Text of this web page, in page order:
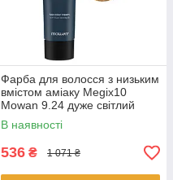
Фарба для волосся з низьким
вмістом аміаку Megix10
Mowan 9.24 дуже світлий
мідно-русявий блонд 100 мл
В наявності
536 ₴ 1 071 ₴